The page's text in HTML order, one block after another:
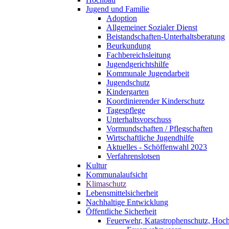
Jugend und Familie
Adoption
Allgemeiner Sozialer Dienst
Beistandschaften-Unterhaltsberatung
Beurkundung
Fachbereichsleitung
Jugendgerichtshilfe
Kommunale Jugendarbeit
Jugendschutz
Kindergarten
Koordinierender Kinderschutz
Tagespflege
Unterhaltsvorschuss
Vormundschaften / Pflegschaften
Wirtschaftliche Jugendhilfe
Aktuelles - Schöffenwahl 2023
Verfahrenslotsen
Kultur
Kommunalaufsicht
Klimaschutz
Lebensmittelsicherheit
Nachhaltige Entwicklung
Öffentliche Sicherheit
Feuerwehr, Katastrophenschutz,